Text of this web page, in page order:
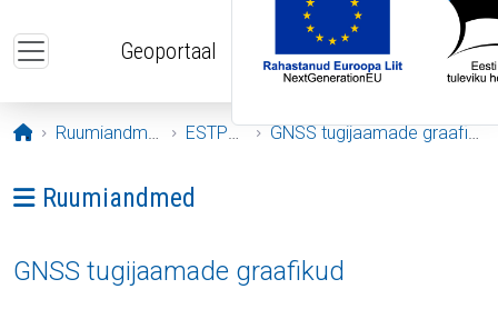
Geoportaal
Avaleht
Ruumiandmed ESTPOS GNSS tugijaamade graafikud
Ava menüü: Ruumiandmed
Ruumiandmed
GNSS tugijaamade graafikud